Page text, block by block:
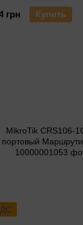
грн
Купить